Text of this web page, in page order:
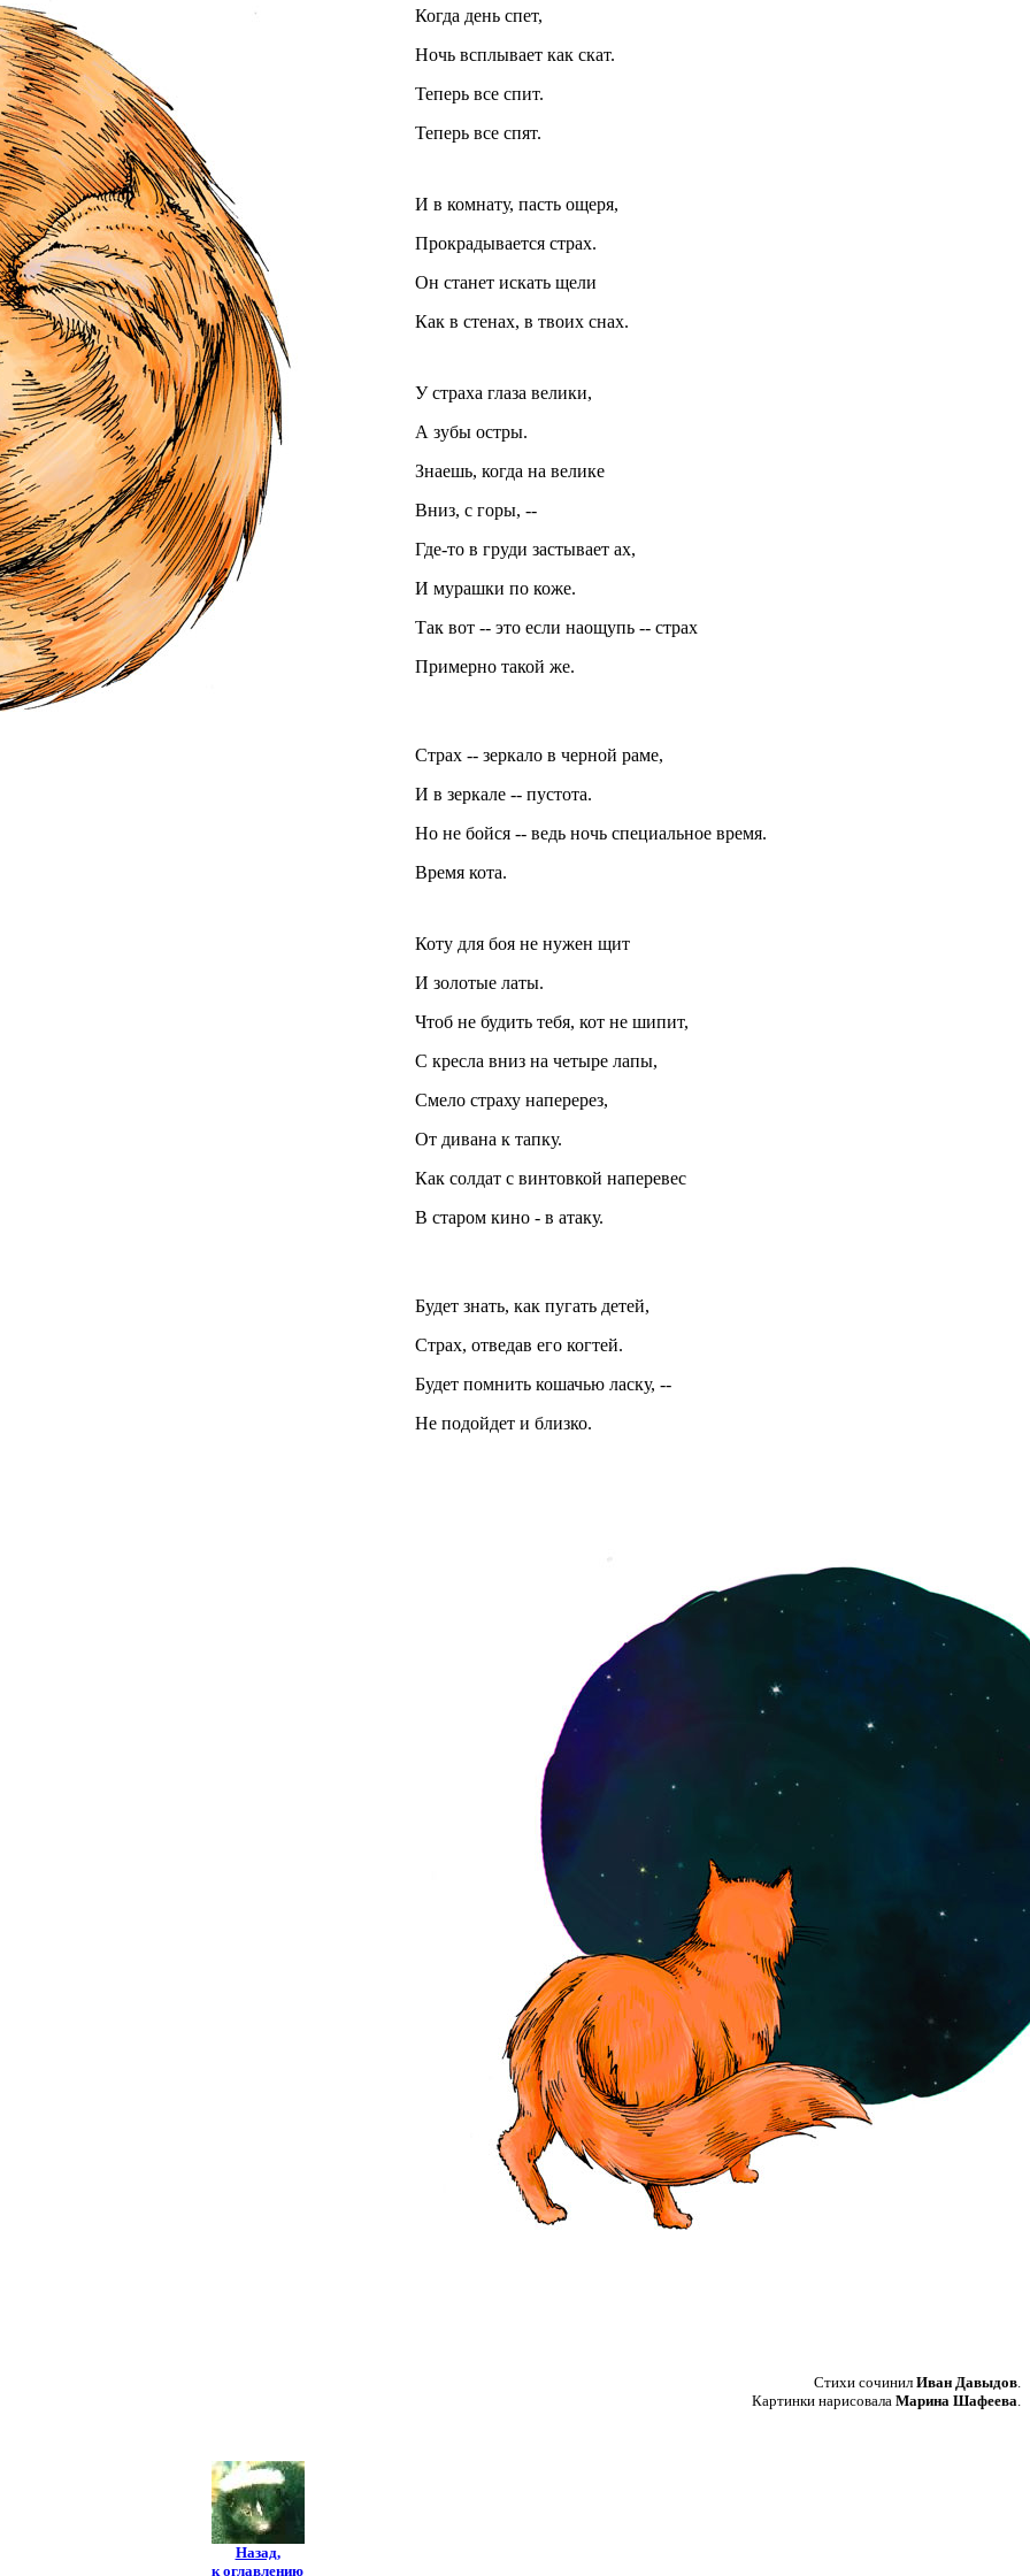
Когда день спет,
Ночь всплывает как скат.
Теперь все спит.
Теперь все спят.
И в комнату, пасть ощеря,
Прокрадывается страх.
Он станет искать щели
Как в стенах, в твоих снах.
У страха глаза велики,
А зубы остры.
Знаешь, когда на велике
Вниз, с горы, --
Где-то в груди застывает ах,
И мурашки по коже.
Так вот -- это если наощупь -- страх
Примерно такой же.
Страх -- зеркало в черной раме,
И в зеркале -- пустота.
Но не бойся -- ведь ночь специальное время.
Время кота.
Коту для боя не нужен щит
И золотые латы.
Чтоб не будить тебя, кот не шипит,
С кресла вниз на четыре лапы,
Смело страху наперерез,
От дивана к тапку.
Как солдат с винтовкой наперевес
В старом кино - в атаку.
Будет знать, как пугать детей,
Страх, отведав его когтей.
Будет помнить кошачью ласку, --
Не подойдет и близко.
Стихи сочинил Иван Давыдов.
Картинки нарисовала Марина Шафеева.
Назад,
к оглавлению